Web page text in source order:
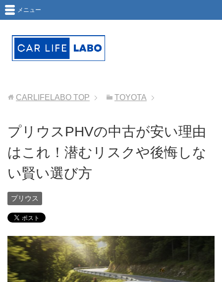
メニュー
CARLIFELABO TOP TOYOTA
プリウスPHVの中古が安い理由
はこれ！潜むリスクや後悔しな
い賢い選び方
プリウス